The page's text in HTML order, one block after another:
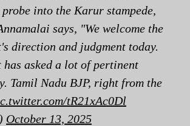
into the Karur stampede,
says, "We welcome the
direction and judgment today.
has asked a lot of pertinent
Tamil Nadu BJP, right from the
tR21xAc0Dl
October 13, 2025